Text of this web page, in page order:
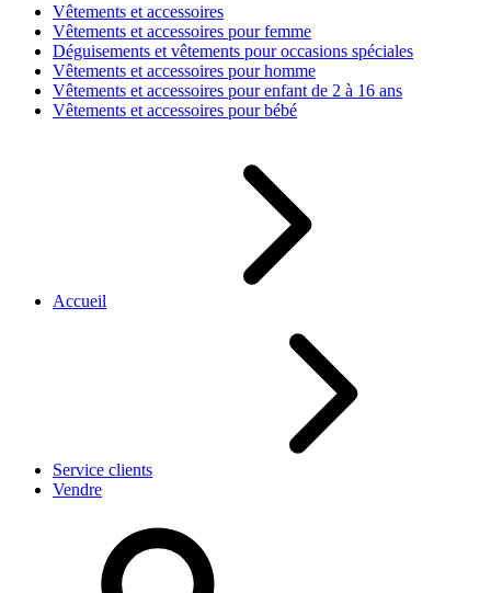
Vêtements et accessoires
Vêtements et accessoires pour femme
Déguisements et vêtements pour occasions spéciales
Vêtements et accessoires pour homme
Vêtements et accessoires pour enfant de 2 à 16 ans
Vêtements et accessoires pour bébé
Accueil
Service clients
Vendre